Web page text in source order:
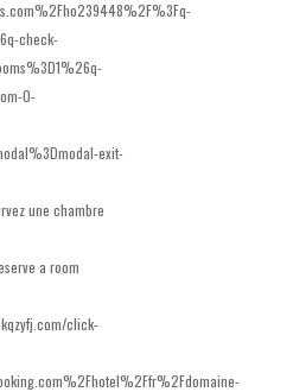
check-
0-
exit-
une chambre
a room
click-